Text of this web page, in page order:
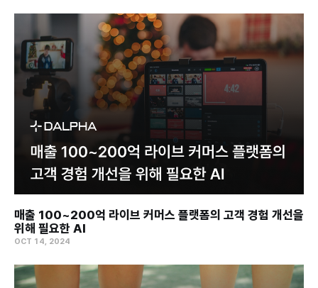
매출 100~200억 라이브 커머스 플랫폼의 고객 경험 개선을
위해 필요한 AI
OCT 14, 2024